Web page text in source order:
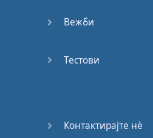
Вежби
Тестови
Контактирајте нѐ